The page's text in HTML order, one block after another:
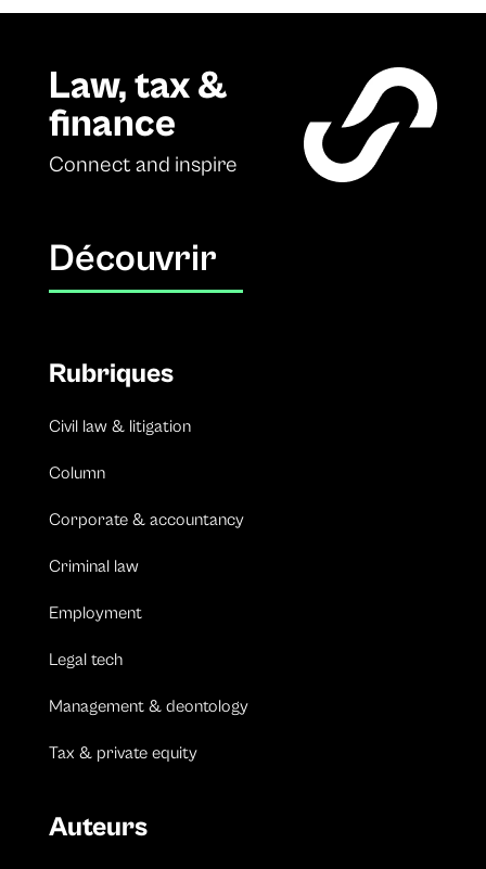
Law, tax &
finance
Connect and inspire
Découvrir
Rubriques
Civil law & litigation
Column
Corporate & accountancy
Criminal law
Employment
Legal tech
Management & deontology
Tax & private equity
Auteurs